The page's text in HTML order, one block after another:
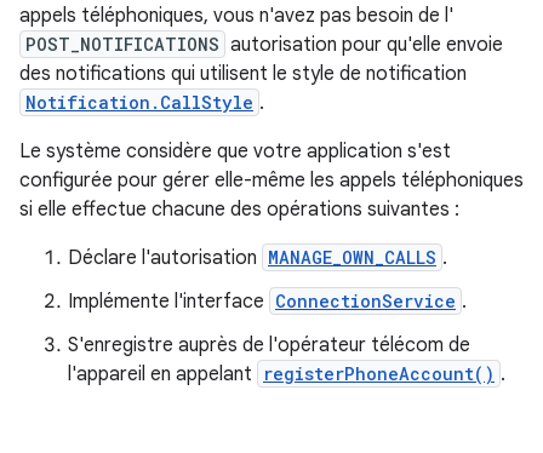
appels téléphoniques, vous n'avez pas besoin de l'
POST_NOTIFICATIONS autorisation pour qu'elle envoie
des notifications qui utilisent le style de notification
Notification.CallStyle .
Le système considère que votre application s'est
configurée pour gérer elle-même les appels téléphoniques
si elle effectue chacune des opérations suivantes :
Déclare l'autorisation MANAGE_OWN_CALLS .
Implémente l'interface ConnectionService .
S'enregistre auprès de l'opérateur télécom de
l'appareil en appelant
registerPhoneAccount() .